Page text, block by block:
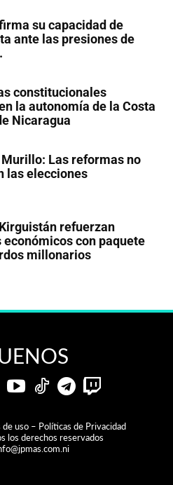
su capacidad de
ante las presiones de
constitucionales
la autonomía de la Costa
Nicaragua
Las reformas no
las elecciones
refuerzan
económicos con paquete
millonarios
uso – Políticas de Privacidad
los derechos reservados